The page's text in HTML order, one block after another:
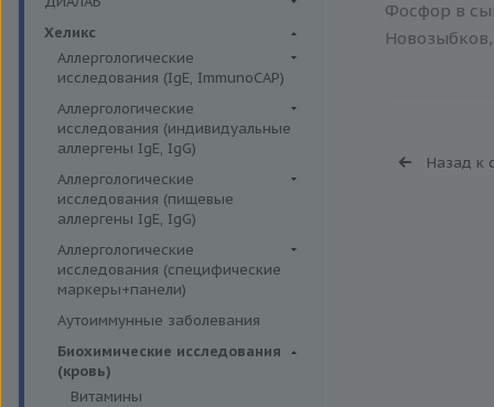
Биохимия крови
Хеликс
Аллергологические
исследования (IgE, ImmunoCAP)
Аллергены животных
Аллергены пыльцы
Бытовые аллергены
Пищевые аллегрены
Аллергологические
исследования (индивидуальные
аллергены IgE, IgG)
Аллергены гельминтов IgE
Аллергены деревьев IgE, IgG
Аллергены металлов IgE
Аллергены сорных трав IgE
Аллергены трав IgE
Бытовые аллергены IgE, IgG
Инсектные аллергены IgE
Аллергологические
исследования (пищевые
аллергены IgE, IgG)
Пищевые аллегрены IgE
Пищевые аллегрены IgG
Аллергологические
исследования (специфические
маркеры+панели)
Неспецифические маркеры
аллергических реакций
Определение специфических
иммуноглобулинов класса G
Аутоиммунные заболевания
Биохимические исследования
(кровь)
Витамины
Фосфор в
Назад к